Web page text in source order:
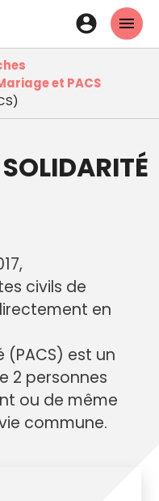
En-
tête
-
et PACS
civils de
en
est un
2 personnes
ou de même
commune.